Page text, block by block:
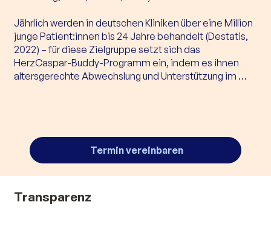
Jährlich werden in deutschen Kliniken über eine Million
junge Patient:innen bis 24 Jahre behandelt (Destatis,
2022) – für diese Zielgruppe setzt sich das
HerzCaspar-Buddy-Programm ein, indem es ihnen
altersgerechte Abwechslung und Unterstützung im
wesentlich zu psychischen und physischen Genesung
der Patient:innen sowie zur Entlastung der
Termin vereinbaren
Transparenz